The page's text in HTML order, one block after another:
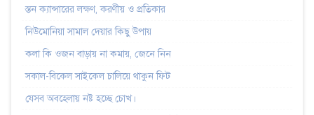
স্তন ক্যান্সারের লক্ষণ, করণীয় ও প্রতিকার
নিউমোনিয়া সামাল দেয়ার কিছু উপায়
কলা কি ওজন বাড়ায় না কমায়, জেনে নিন
সকাল-বিকেল সাইকেল চালিয়ে থাকুন ফিট
যেসব অবহেলায় নষ্ট হচ্ছে চোখ।